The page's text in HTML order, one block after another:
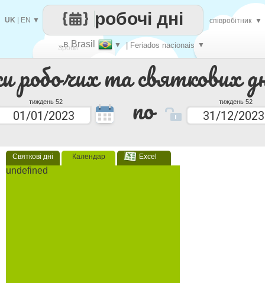
робочих та святкових
тиждень 52 по тиждень 52
Святкові дні Календар Excel
undefined
Зроби
кожен
..в Brasil ▼ | Feriados nacionais ▼
робочі дні
UK EN ▼ співробітник ▼